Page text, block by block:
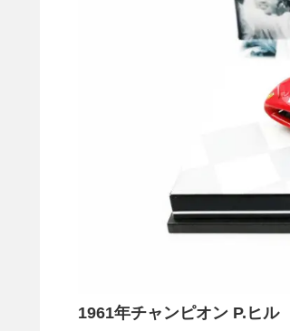
1961年チャンピオン P.ヒル